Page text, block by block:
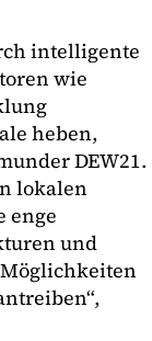
intelligente
wie
heben,
DEW21.
lokalen
enge
und